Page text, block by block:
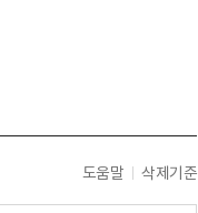
도움말 삭제기준